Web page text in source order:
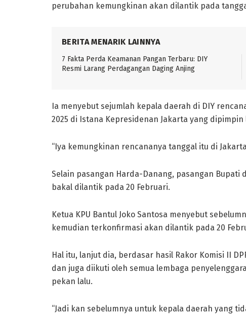
perubahan kemungkinan akan dilantik pada
BERITA MENARIK LAINNYA
7 Fakta Perda Keamanan Pangan Terbaru: DIY
Resmi Larang Perdagangan Daging Anjing
Ia menyebut sejumlah kepala daerah di DIY
2025 di Istana Kepresidenan Jakarta yang
“Iya kemungkinan rencananya tanggal itu di
Selain pasangan Harda-Danang, pasangan
bakal dilantik pada 20 Februari.
Ketua KPU Bantul Joko Santosa menyebut
kemudian terkonfirmasi akan dilantik pada 20
Hal itu, lanjut dia, berdasar hasil Rakor Komisi II
dan juga diikuti oleh semua lembaga
pekan lalu.
“Jadi kan sebelumnya untuk kepala daerah yang